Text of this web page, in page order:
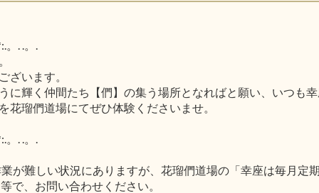
。. .。.
ざいます。
に輝く仲間たち【們】の集う場所となればと願い、いつも
瑠們道場にてぜひ体験くださいませ。
。. .。.
が難しい状況にありますが、花瑠們道場の「幸座は毎月定
で、お問い合わせください。